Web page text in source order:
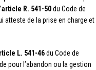
article R. 541-50du Code de
atteste de la prise en charge et
L. 541-46du Code de
pour l’abandon ou la gestion